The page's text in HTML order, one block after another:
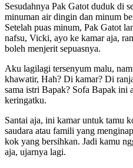
Sesudahnya Pak Gatot duduk di
minuman air dingin dan minum
Setelah puas minum, Pak Gatot
nafsu, Vicki, ayo ke kamar aja,
boleh menjerit sepuasnya.
Aku lagilagi tersenyum malu,
khawatir, Hah? Di kamar? Di
sama istri Bapak? Sofa Bapak ini
keringatku.
Santai aja, ini kamar untuk tamu
saudara atau famili yang
kok yang bersihkan. Jadi kamu
aja, ujarnya lagi.